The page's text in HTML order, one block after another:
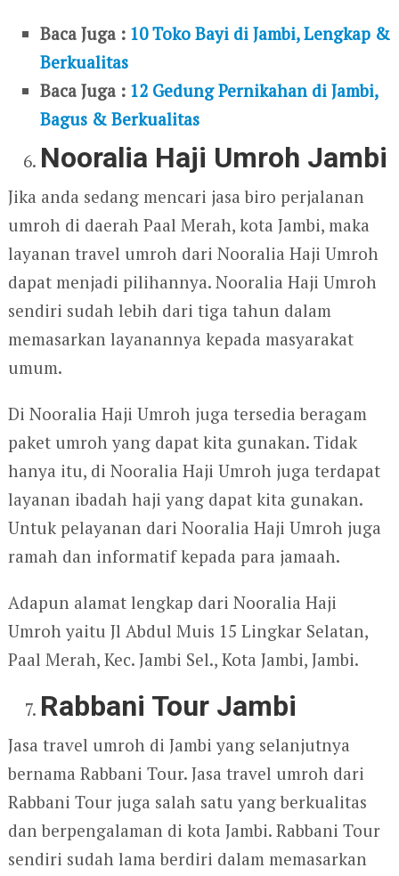
Baca Juga : 10 Toko Bayi di Jambi, Lengkap &
Berkualitas
Baca Juga : 12 Gedung Pernikahan di Jambi,
Bagus & Berkualitas
Nooralia Haji Umroh Jambi
Jika anda sedang mencari jasa biro perjalanan
umroh di daerah Paal Merah, kota Jambi, maka
layanan travel umroh dari Nooralia Haji Umroh
dapat menjadi pilihannya. Nooralia Haji Umroh
sendiri sudah lebih dari tiga tahun dalam
memasarkan layanannya kepada masyarakat
umum.
Di Nooralia Haji Umroh juga tersedia beragam
paket umroh yang dapat kita gunakan. Tidak
hanya itu, di Nooralia Haji Umroh juga terdapat
layanan ibadah haji yang dapat kita gunakan.
Untuk pelayanan dari Nooralia Haji Umroh juga
ramah dan informatif kepada para jamaah.
Adapun alamat lengkap dari Nooralia Haji
Umroh yaitu Jl Abdul Muis 15 Lingkar Selatan,
Paal Merah, Kec. Jambi Sel., Kota Jambi, Jambi.
Rabbani Tour Jambi
Jasa travel umroh di Jambi yang selanjutnya
bernama Rabbani Tour. Jasa travel umroh dari
Rabbani Tour juga salah satu yang berkualitas
dan berpengalaman di kota Jambi. Rabbani Tour
sendiri sudah lama berdiri dalam memasarkan